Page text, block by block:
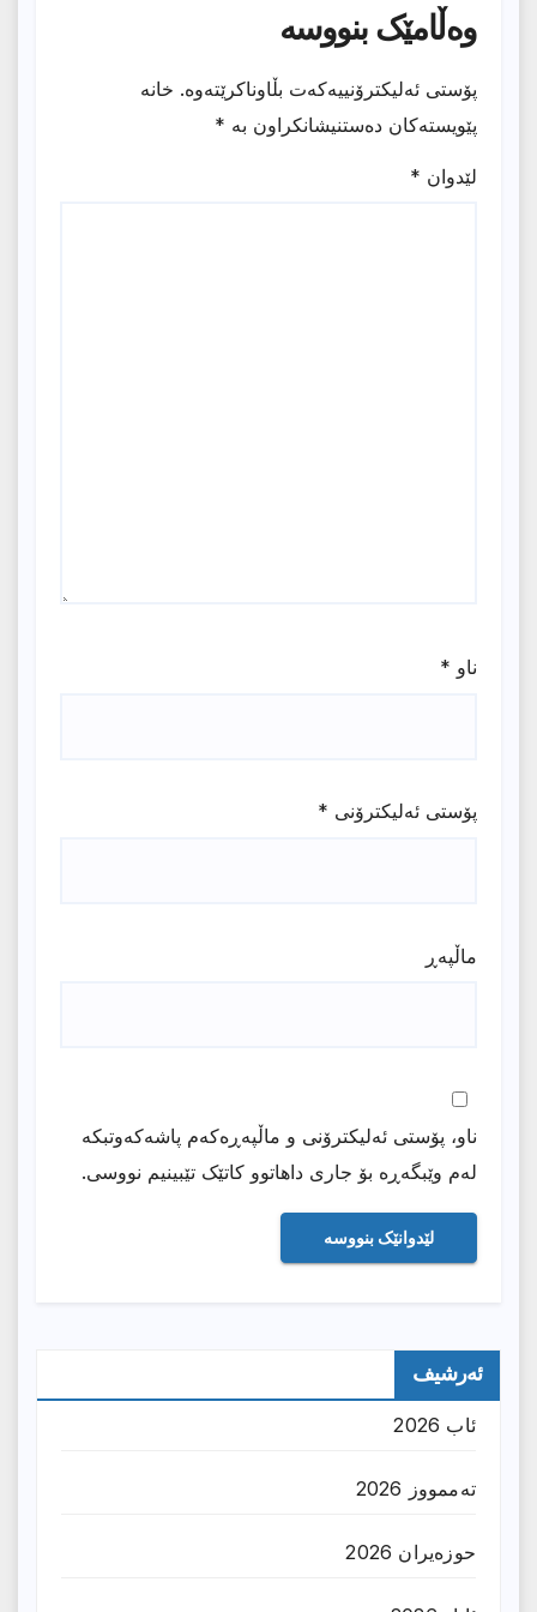
وەڵامێک بنووسە
پۆستی ئەلیکترۆنییەکەت بڵاوناکرێتەوە. خانە
پێویستەکان دەستنیشانکراون بە *
لێدوان *
ناو *
پۆستی ئەلیکترۆنی *
ماڵپه‌ڕ
ناو، پۆستی ئەلیکترۆنی و ماڵپەڕەکەم پاشەکەوتبکە
لەم وێبگەڕە بۆ جاری داهاتوو کاتێک تێبینیم نووسی.
ئەرشیف
ئاب 2026
تەممووز 2026
حوزه‌یران 2026